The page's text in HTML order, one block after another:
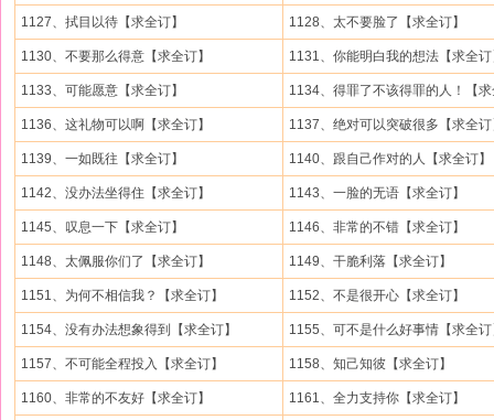
1127、拭目以待【求全订】 1128、太不要脸了【求全订】
1130、不要那么得意【求全订】 1131、你能明白我的想法【求全
1133、可能愿意【求全订】 1134、得罪了不该得罪的人！【求
1136、这礼物可以啊【求全订】 1137、绝对可以突破很多【求全
1139、一如既往【求全订】 1140、跟自己作对的人【求全订】
1142、没办法坐得住【求全订】 1143、一脸的无语【求全订】
1145、叹息一下【求全订】 1146、非常的不错【求全订】
1148、太佩服你们了【求全订】 1149、干脆利落【求全订】
1151、为何不相信我？【求全订】 1152、不是很开心【求全订】
1154、没有办法想象得到【求全订】 1155、可不是什么好事情【求全
1157、不可能全程投入【求全订】 1158、知己知彼【求全订】
1160、非常的不友好【求全订】 1161、全力支持你【求全订】